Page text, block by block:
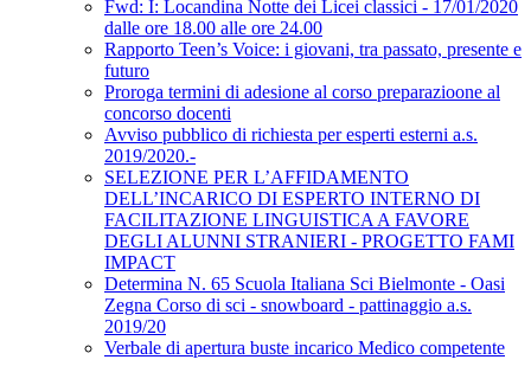
Fwd: I: Locandina Notte dei Licei classici - 17/01/2020
dalle ore 18.00 alle ore 24.00
Rapporto Teen’s Voice: i giovani, tra passato, presente e
futuro
Proroga termini di adesione al corso preparazioone al
concorso docenti
Avviso pubblico di richiesta per esperti esterni a.s.
2019/2020.-
SELEZIONE PER L’AFFIDAMENTO
DELL’INCARICO DI ESPERTO INTERNO DI
FACILITAZIONE LINGUISTICA A FAVORE
DEGLI ALUNNI STRANIERI - PROGETTO FAMI
IMPACT
Determina N. 65 Scuola Italiana Sci Bielmonte - Oasi
Zegna Corso di sci - snowboard - pattinaggio a.s.
2019/20
Verbale di apertura buste incarico Medico competente